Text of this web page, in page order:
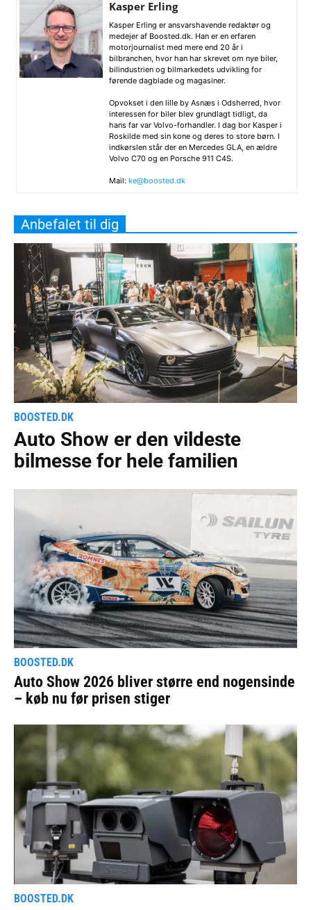
Kasper Erling
Kasper Erling er ansvarshavende redaktør og
medejer af Boosted.dk. Han er en erfaren
motorjournalist med mere end 20 år i
bilbranchen, hvor han har skrevet om nye biler,
bilindustrien og bilmarkedets udvikling for
førende dagblade og magasiner.
Opvokset i den lille by Asnæs i Odsherred, hvor
interessen for biler blev grundlagt tidligt, da
hans far var Volvo-forhandler. I dag bor Kasper i
Roskilde med sin kone og deres to store børn. I
indkørslen står der en Mercedes GLA, en ældre
Volvo C70 og en Porsche 911 C4S.
Mail: ke@boosted.dk